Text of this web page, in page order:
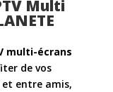
Multi
multi-écrans
de vos
entre amis,